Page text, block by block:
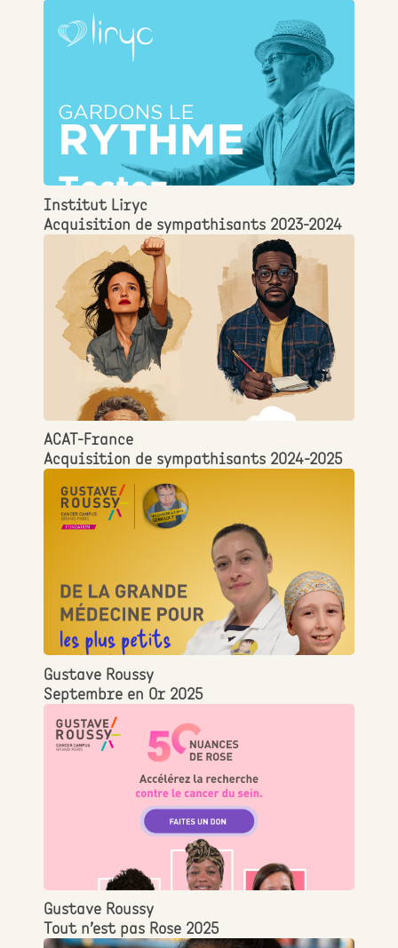
Institut Liryc
Acquisition de sympathisants 2023-2024
ACAT-France
Acquisition de sympathisants 2024-2025
Gustave Roussy
Septembre en Or 2025
Gustave Roussy
Tout n’est pas Rose 2025